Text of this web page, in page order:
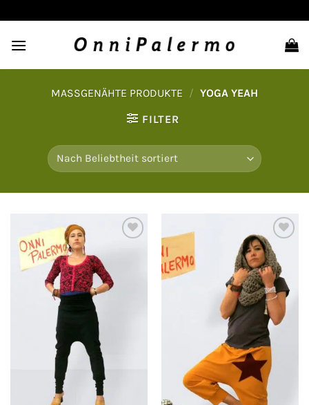
Inhalt
springen
MASSGENÄHTE PRODUKTE / YOGA YEAH
FILTER
Wunschliste
Auf
die
Wunschliste